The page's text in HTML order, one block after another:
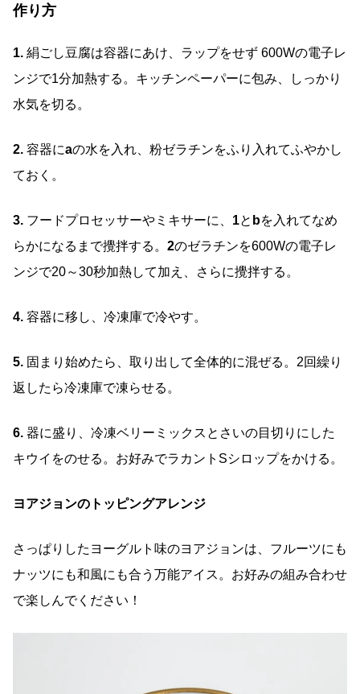
作り方
1. 絹ごし豆腐は容器にあけ、ラップをせず 600Wの電子レ
ンジで1分加熱する。キッチンペーパーに包み、しっかり
水気を切る。
2. 容器にaの水を入れ、粉ゼラチンをふり入れてふやかし
ておく。
3. フードプロセッサーやミキサーに、 1と bを入れてなめ
らかになるまで攪拌する。 2のゼラチンを600Wの電子レ
ンジで20～30秒加熱して加え、さらに攪拌する。
4. 容器に移し、冷凍庫で冷やす。
5. 固まり始めたら、取り出して全体的に混ぜる。2回繰り
返したら冷凍庫で凍らせる。
6. 器に盛り、冷凍ベリーミックスとさいの目切りにした
キウイをのせる。お好みでラカントSシロップをかける。
ヨアジョンのトッピングアレンジ
さっぱりしたヨーグルト味のヨアジョンは、フルーツにも
ナッツにも和風にも合う万能アイス。お好みの組み合わせ
で楽しんでください！